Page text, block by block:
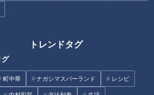
トレンドタグ
グ
町中華 ナガシマスパーランド レシピ
じ1
んで重石をして40分ほど水きりをする。